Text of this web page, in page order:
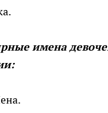
имена